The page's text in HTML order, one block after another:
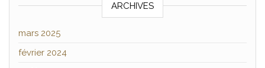
ARCHIVES
mars 2025
février 2024